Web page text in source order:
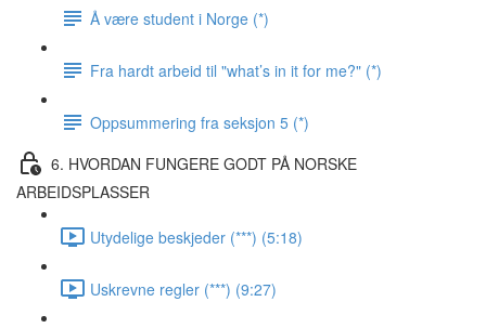
Å være student i Norge (*)
Fra hardt arbeid til "what’s in it for me?" (*)
Oppsummering fra seksjon 5 (*)
6. HVORDAN FUNGERE GODT PÅ NORSKE
ARBEIDSPLASSER
Utydelige beskjeder (***) (5:18)
Uskrevne regler (***) (9:27)